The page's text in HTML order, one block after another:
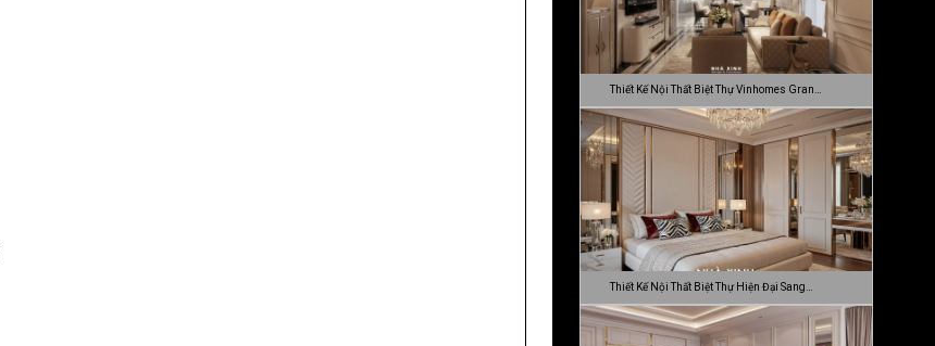
Thiết Kế Nội Thất Biệt Thự Vinhomes Gran…
Thiết Kế Nội Thất Biệt Thự Hiện Đại Sang…